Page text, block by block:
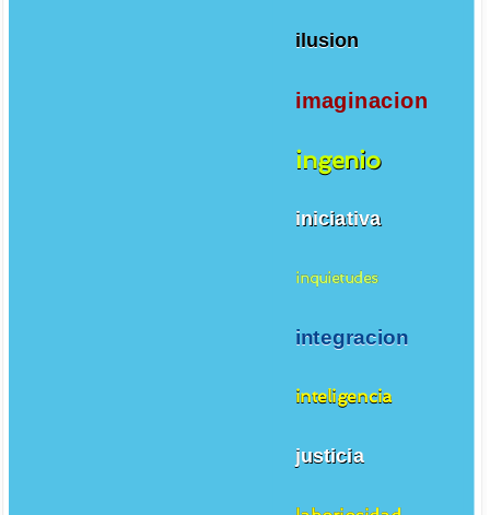
ilusion
imaginacion
ingenio
iniciativa
inquietudes
integracion
inteligencia
justicia